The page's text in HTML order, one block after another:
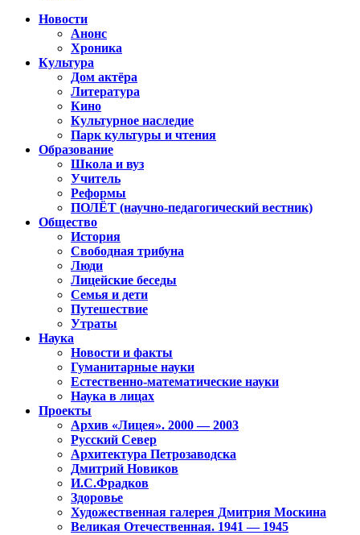
Новости
Анонс
Хроника
Культура
Дом актёра
Литература
Кино
Культурное наследие
Парк культуры и чтения
Образование
Школа и вуз
Учитель
Реформы
ПОЛЁТ (научно-педагогический вестник)
Общество
История
Свободная трибуна
Люди
Лицейские беседы
Семья и дети
Путешествие
Утраты
Наука
Новости и факты
Гуманитарные науки
Естественно-математические науки
Наука в лицах
Проекты
Архив «Лицея». 2000 — 2003
Русский Север
Архитектура Петрозаводска
Дмитрий Новиков
И.С.Фрадков
Здоровье
Художественная галерея Дмитрия Москина
Великая Отечественная. 1941 — 1945